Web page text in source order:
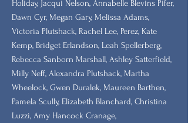
Holiday, Jacqui Nelson, Annabelle Blevins Pifer,
Dawn Cyr, Megan Gary, Melissa Adams,
Victoria Plutshack, Rachel Lee, Perez, Kate
Kemp, Bridget Erlandson, Leah Spellerberg,
Rebecca Sanborn Marshall​, Ashley Satterfield,
Milly Neff, Alexandra Plutshack, Martha
Wheelock, Gwen Duralek, Maureen Barthen,
Pamela Scully, Elizabeth Blanchard, Christina
Luzzi, Amy Hancock Cranage,